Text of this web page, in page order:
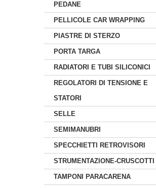
PEDANE
PELLICOLE CAR WRAPPING
PIASTRE DI STERZO
PORTA TARGA
RADIATORI E TUBI SILICONICI
REGOLATORI DI TENSIONE E
STATORI
SELLE
SEMIMANUBRI
SPECCHIETTI RETROVISORI
STRUMENTAZIONE-CRUSCOTTI
TAMPONI PARACARENA